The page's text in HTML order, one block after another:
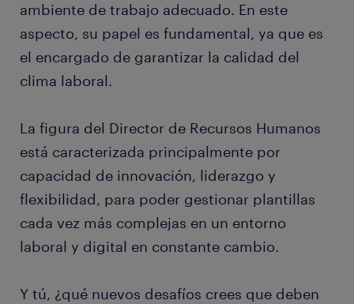
ambiente de trabajo adecuado. En este
aspecto, su papel es fundamental, ya que es
el encargado de garantizar la calidad del
clima laboral.
La figura del Director de Recursos Humanos
está caracterizada principalmente por
capacidad de innovación, liderazgo y
flexibilidad, para poder gestionar plantillas
cada vez más complejas en un entorno
laboral y digital en constante cambio.
Y tú, ¿qué nuevos desafíos crees que deben